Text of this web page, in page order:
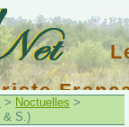
> Noctuelles >
& S.)